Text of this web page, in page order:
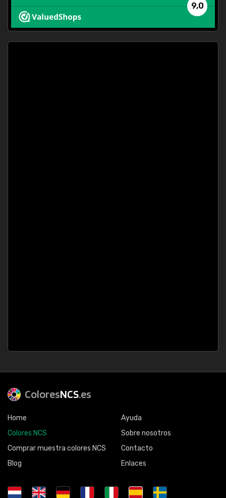
9,0
ColoresNCS.es
Home
Colores NCS
Comprar muestra colores NCS
Blog
Ayuda
Sobre nosotros
Contacto
Enlaces